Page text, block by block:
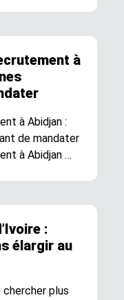
à
à Abidjan :
de mandater
à Abidjan …
:
élargir au
chercher plus